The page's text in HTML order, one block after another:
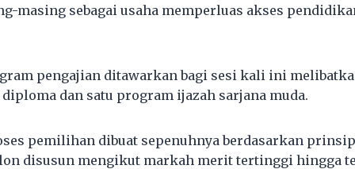
masing sebagai usaha memperluas akses
pengajian ditawarkan bagi sesi kali ini
dan satu program ijazah sarjana muda.
pemilihan dibuat sepenuhnya berdasarkan
disusun mengikut markah merit tertinggi hingga